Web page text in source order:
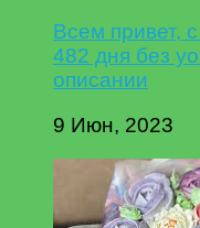
Всем привет,
482 дня без
описании
9 Июн, 2023